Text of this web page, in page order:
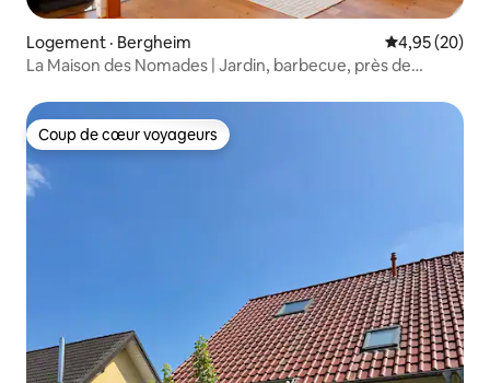
Logement · Bergheim Note
4,95 (20)
La Maison des Nomades | Jardin, barbecue, près de
Coup de cœur voyageurs
Coup de cœur voyageurs